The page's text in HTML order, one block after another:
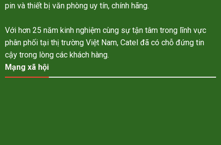
pin và thiết bị văn phòng uy tín, chính hãng.
Với hơn 25 năm kinh nghiệm cùng sự tận tâm trong lĩnh vực
phân phối tại thị trường Việt Nam, Catel đã có chỗ đứng tin
cậy trong lòng các khách hàng.
Mạng xã hội